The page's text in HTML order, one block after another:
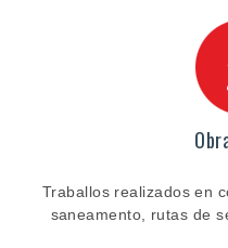
Traballos realizados en
saneamento, rutas de